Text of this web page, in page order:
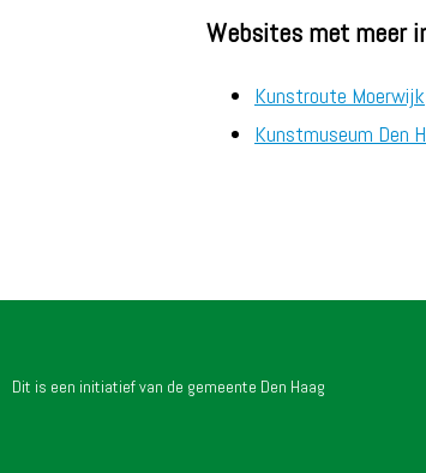
Websites met meer
Kunstroute Moerwijk
Kunstmuseum Den
Dit is een initiatief van de gemeente Den Haag